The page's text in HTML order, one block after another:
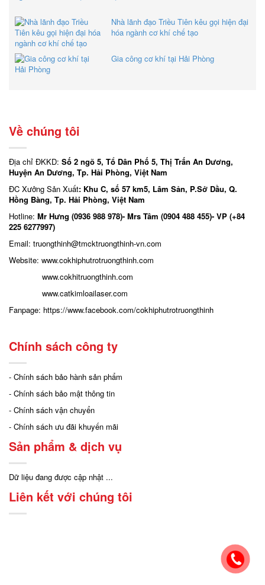
Nhà lãnh đạo Triều Tiên kêu gọi hiện đại
hóa ngành cơ khí chế tạo
Gia công cơ khí tại Hải Phòng
Về chúng tôi
Địa chỉ ĐKKD: Số 2 ngõ 5, Tổ Dân Phố 5, Thị Trấn An Dương,
Huyện An Dương, Tp. Hải Phòng, Việt Nam
ĐC Xưởng Sản Xuất: Khu C, số 57 km5, Lâm Sản, P.Sở Dầu, Q.
Hồng Bàng, Tp. Hải Phòng, Việt Nam
Hotline: Mr Hưng (0936 988 978)- Mrs Tâm (0904 488 455)- VP (+84
225 6277997)
Email: truongthinh@tmcktruongthinh-vn.com
Website: www.cokhiphutrotruongthinh.com
www.cokhitruongthinh.com
www.catkimloailaser.com
Fanpage: https://www.facebook.com/cokhiphutrotruongthinh
Chính sách công ty
- Chính sách bảo hành sản phẩm
- Chính sách bảo mật thông tin
- Chính sách vận chuyển
- Chính sách ưu đãi khuyến mãi
Sản phẩm & dịch vụ
Dữ liệu đang được cập nhật ...
Liên kết với chúng tôi